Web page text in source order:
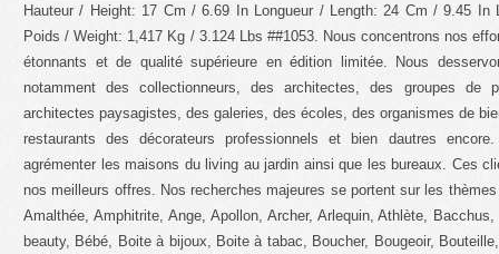
Hauteur / Height: 17 Cm / 6.69 In Longueur / Length: 24 Cm / 9.45 In Largeur / Width: 12 Cm / 4.72 In Poids / Weight: 1,417 Kg / 3.124 Lbs ##1053. Nous concentrons nos efforts dans la recherche dobjets dart étonnants et de qualité supérieure en édition limitée. Nous desservons une clientèle très exigeante, notamment des collectionneurs, des architectes, des groupes de promotion et de marketing, des architectes paysagistes, des galeries, des écoles, des organismes de bienfaisance, des municipalités, des restaurants des décorateurs professionnels et bien dautres encore. Nos objets décoratifs peuvent agrémenter les maisons du living au jardin ainsi que les bureaux. Ces clients exigeants attendent de nous nos meilleurs offres. Nos recherches majeures se portent sur les thèmes ; Acrobate, Ali Baba, Alsacienne, Amalthée, Amphitrite, Ange, Apollon, Archer, Arlequin, Athlète, Bacchus, Baigneuse, Bar, Bateau, Bathing beauty, Bébé, Boite à bijoux, Boite à tabac, Boucher, Bougeoir, Bouteille, Buste, Cain, Cendrier, Centre de table, Champignon, Chandelier, Charleston, Charlie Chaplin, Chevalier, Chocolat, Clown, Colombine, Combattant, Coupe à fruit, Coupelle, Cruche, Cuisinier, Cuisinière, Danseuse, Danseuse nue, Demi-poupées, Demoiselle, Demoiselle nue, Dessous de plat, Diable, Diane Chasseresse, Discobole, Ecolier, Ecolière, Ecossais, Ecritoire, Elfe, Encrier, Enfant, Escrime, Fée, Femme nue, Fermière, Fête, Figurine, Fille, Fillette, Flamenco, Fleur, Fontaine, Foot, Football, Forgeron, Franklin, Fruitier, Garçon, Geisha, Gentleman, Gladiateur, Golf, Golfeur, Golfeuse, Groom, Half Doll Pin cushions, pincushion, Hollandaise, Homme nu, Huile, Icare, Ivresse, Jardinière, Jockey, La cuisine, La grande gorgée, La justice, La moisson, La naissance, La semeuse, La victoire, La vigne, Le jardin, Le penseur, Le réveil, l’éveil, Létoile filante, L’oeuf, Loupe grossissante, Lutin, Malade, Manche, Maquillée. Les animaux sont également au centre de nos recherches ; Aigle, Aigrette, animal et animaux de chasse, animaux de ferme, animaux domestiques, animaux sauvages, Araignée, Autruche, Bambi, Barzoï, Basset, Bélier, Berger, Biche, Bouc, Bouledogue, Boxer, Brochet, Bull terrier, Busard, Cacatoès, Canard, Caribou, Cerf, Cétacé, Chameau, Chat, Cheval, Chèvre, Chien, Chien méchant, Chiot, Chouette, Coccinelle, Cochon, Cocker, Colibri, Collier, Colombe, Coq, Cougar, Crabe, Crocodile, crustacé, Cygne, Dauphin, Dragon, Dromadaire, éléphant, Escargot, Etrusque, Faisan, Faon, Faucon, Fauvette, Fox terrier, Girafe, Grenouille, Guépard, Héron, Hibou, hippopotame, Hirondelle, Homard, Horus, insectes, Jaguar, Labrador, Lapin, Léopard, Lévrier, Lézard, Libellule, Lièvre, Lion, Lionne, Loup, mammifère, Marabout, Martin pécheur, Oie, Oiseau, oiseau de proie, Ours, Panthère, Paon, Papillon, Perche, Perroquet, Pigeon, Pingouin, Poisson, Poulain, Renard, Rhinoceros, Sanglier, Serpent, Setter, Singe, Taureau, Tigre, Tortue, Toucan, Vache, Veau, car les collectionneurs en sont friands. Nous sommes en permanence à la recherche dobjets de style ; Style animalier, Style Art & Craft, Style Art Déco, Style Art Nouveau, Style Baroque, Style Chippendale, Style Cubiste, Style Empire, Style Gothique, Style Louis XV, Style Louis XVI, Style Moderne, Style Néoclassique, Style Queen Anne, Style Régence, Style Rococo, Style Romantique, Style Simms sims, Style Traditionnel, Style Victorien, Style Vintage, Style Publicitaire, Style maçonnique, Style sexy, Style érotique, Style collector Style nu et nue Style mythologique, Style authentique, fait main Style artwork. Les sculpteurs que nous retrouvons dans nos collections sont : Altdorp, António Teixeira Lopes, Barbella, BASTE, Bernini, Beryman, Bojiee, Botero, Bouvraine, Bruno Zack, Burnett, Canova, Carrier, Carvin, Cassel, Cavana, Cegaro, Cenzl, CESARI, Cesaro, Chiparus, CLAUDE, Clodion, COENRAD, Colinet, Comolera, Coysevox, De Coux, DEBUT, Delabrierre, Desmeure, Drouot, Ernst Barriaz, Fagel, Felix Charpentier, Francois, Fratin, Frishmuth, Gardet, Gennarelli, Giambologna, Godard, GORINI, Gossin, Gregoire, Guillemin, Guiraud Riviere, Hagays, Hos Mia, Isabelle, Joan Barye, Johann Nepomuk Geiger, Juan Carla, Jules Jouant, Julien, Juno, Kowamczewski, KUCHLER, Lafon Mollo, LANGER, Laporte, Laurel, Le Conneti, LEONARD, Leroux, Louie, LOYS POTET, Luelo, Marbeck, Martin Van Maele, Mayer, Maziere, MENE, Michelangello, Milo, Mme Leon Bertaux, MOIGNIEZ, MORANTE, Moreau, MYRON, Nick, Noee, Otto Poerttzel, Patoue, Paul Avril, Paul Ponsard, Pautrot, Peter Breuer, Peter Fendi, PETRE, PHILIPPE, Philips, Pierre Collinet, PIERRE JULES MENE, Pierre Le Faguays, Pitta Luga, Plat, POTTER, Preifs, Rauch, RIGE, Rodin, Rombaut, Rubin, Schmidt Felling, Stoly, Szczeblewski, Thorburn, Titze, Tony Noel, Valton, Weinman, Zheng. Les créateurs que nous tels quAl Buell dessinateur pour le magazine Esquire, Al Moore, Alain Aslan, Alberto Vargas, Allen Anderson, Archie Dickens, Art Frahm, Baron von Lind, Bettie Page, Bill Randall, Bill Ward, Boris Vallejo & Julie Bell, Charles Dana Gibson créateur des Gibson Girls, Chris Achilleos, Donald L. Rust, Duane Bryers, Earl Moran, Earle K. Bergey, Edward Runci, Enoch Bolles, Fritz Willis, Gene Bilbrew, George Petty, Georges Léonnec, Gil Elvgren, Gino Boccasile, Haddon Sundblom, Harry Ekman, Henry Clive, Jean-Gabriel Domergue, Joyce Ballantyne, Julie Newmar, Károly Józsa, Knute Munson K. Lili St-Cyr, Louis Marchetti, Lynn Bari, Margaret Brundage, Martha Vickers, Maurice Pepin, Paul Rader, Pearl Frush, Pierre-Laurent Brenot, Raphael Kirchner, Reginald Heade, René Caillé, Robert Skemp, Roger Woods, Rolf Armstrong, Rudolph Belarski, Ruskin Russ Williams, Ruth Deckard, Suzanne Meunier, T. Thompson, Ted Withers, Vaughan Alden Bass, Walter Baumhofer, Zoë Mozert, sont déterminants dans nos choix. Nous retrouvons dans nos collections des célèbre modèles comme ; André de Dienes, Anita Ekberg, Anne Baxter, Auguste Belloc, Ava Gardner, Betty Boop, Betty Grable, Carole Landis, Christy girl, Deanna Durbin, Diana Dors, Donna Reed, Dorothy Lamour, Dorothy Malone, Dusty Anderson, Elizabeth Montgomery, Esther Williams, Gene Tierney, Gibson Girl, Gloria DeHaven, Hedy Lamarr, Jane Russell, Jayne Mansfield, Jeanne Crain, Jessica Rabbit, Jules Chéret, Lana Turner, Lauren Bacall, Linda Darnell, Lucille Ball, Marguerite Chapman, Marilyn Monroe, Pin-up de fiction, Rita Hayworth, Sally Jupiter, Susan Hayward, Tom Kelley, Veronica Lake, Virginia Mayo, Vivian Blaine, Yvonne De Carlo. Les clients exigeants attendent de nous nos meilleures offres. ANGLAIS We are concentrating our efforts in the search for astonishing and high quality art objects in limited edition. We